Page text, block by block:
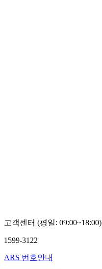
고객센터 (평일: 09:00~18:00)
1599-3122
ARS 번호안내